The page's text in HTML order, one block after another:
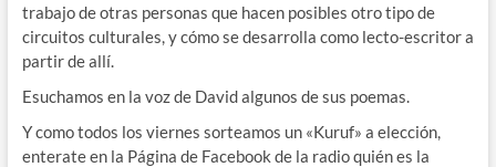
trabajo de otras personas que hacen posibles otro tipo de
circuitos culturales, y cómo se desarrolla como lecto-escritor a
partir de allí.
Esuchamos en la voz de David algunos de sus poemas.
Y como todos los viernes sorteamos un «Kuruf» a elección,
enterate en la Página de Facebook de la radio quién es la